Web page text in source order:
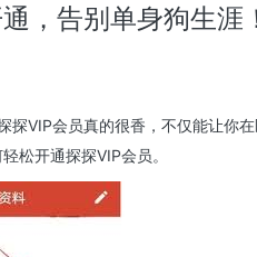
，告别单身狗生涯
VIP会员真的很香，不仅能让你在
松开通探探VIP会员。